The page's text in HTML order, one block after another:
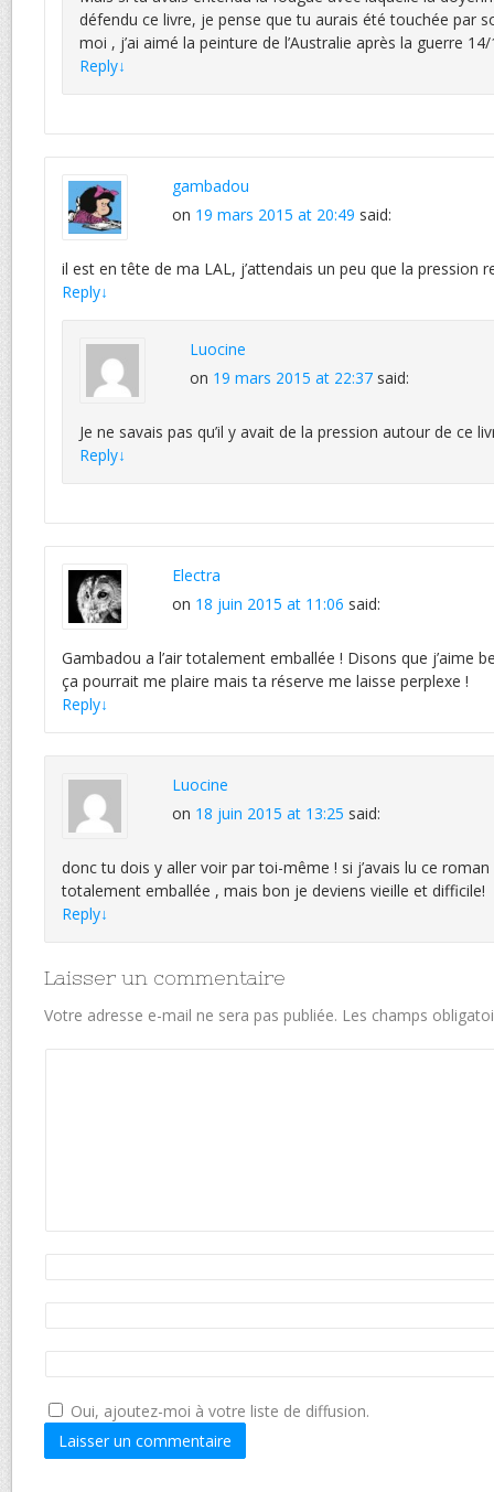
défendu ce livre, je pense que tu aurais été touchée par
moi , j’ai aimé la peinture de l’Australie après la guerre 14/
Reply↓
gambadou
on 19 mars 2015 at 20:49 said:
il est en tête de ma LAL, j’attendais un peu que la pression
Reply↓
Luocine
on 19 mars 2015 at 22:37 said:
Je ne savais pas qu’il y avait de la pression autour de ce
Reply↓
Electra
on 18 juin 2015 at 11:06 said:
Gambadou a l’air totalement emballée ! Disons que j’aime
ça pourrait me plaire mais ta réserve me laisse perplexe !
Reply↓
Luocine
on 18 juin 2015 at 13:25 said:
donc tu dois y aller voir par toi-même ! si j’avais lu ce roman
totalement emballée , mais bon je deviens vieille et difficile!
Reply↓
Laisser un commentaire
Votre adresse e-mail ne sera pas publiée. Les champs
Oui, ajoutez-moi à votre liste de diffusion.